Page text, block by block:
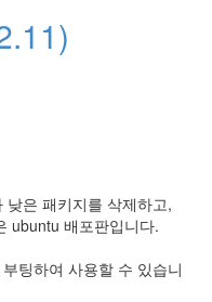
은 패키지를 삭제하고,
ubuntu 배포판입니다.
팅하여 사용할 수 있습니